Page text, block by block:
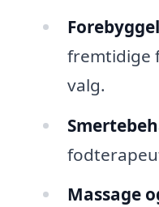
fremtidige
valg.
Massage